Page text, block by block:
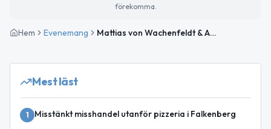
förekomma.
Hem Evenemang Mattias von Wachenfeldt & Amie Foon
Mest läst
1 Misstänkt misshandel utanför pizzeria i Falkenberg